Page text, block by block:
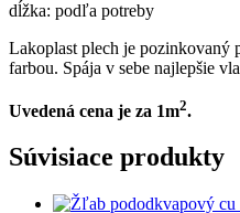
dĺžka: podľa potreby
Lakoplast plech je pozinkovaný
farbou. Spája v sebe najlepšie
Uvedená cena je za 1m2.
Súvisiace produkty